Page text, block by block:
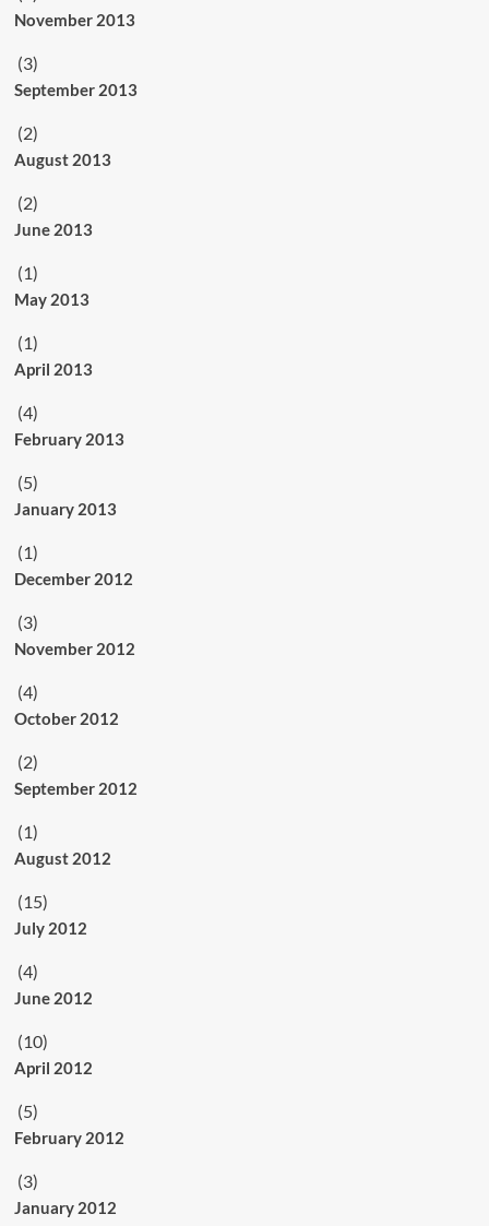
November 2013
(3)
September 2013
(2)
August 2013
(2)
June 2013
(1)
May 2013
(1)
April 2013
(4)
February 2013
(5)
January 2013
(1)
December 2012
(3)
November 2012
(4)
October 2012
(2)
September 2012
(1)
August 2012
(15)
July 2012
(4)
June 2012
(10)
April 2012
(5)
February 2012
(3)
January 2012